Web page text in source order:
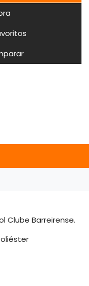
Clube Barreirense.